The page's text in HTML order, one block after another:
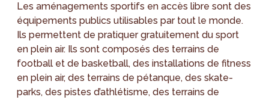
Les aménagements sportifs en accès libre sont des
équipements publics utilisables par tout le monde.
Ils permettent de pratiquer gratuitement du sport
en plein air. Ils sont composés des terrains de
football et de basketball, des installations de fitness
en plein air, des terrains de pétanque, des skate-
parks, des pistes d’athlétisme, des terrains de